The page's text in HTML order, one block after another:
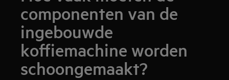
componenten van de
ingebouwde
koffiemachine worden
schoongemaakt?